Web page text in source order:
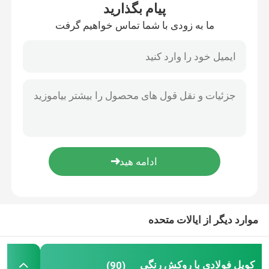
درخواست نقل قول
کویل فولادی با روکش رنگی
پیام بگذارید
ما به زودی با شما تماس خواهیم گرفت
موارد دیگر از ایالات متحده
کویل فولادی با روکش رنگی (90)